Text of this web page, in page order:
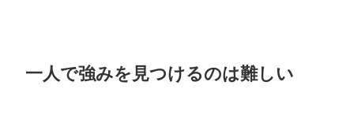
一人で強みを見つけるのは難しい